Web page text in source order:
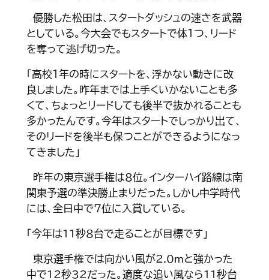
優勝した松田は、スタートダッシュの速さを武器
としている。今大会でもスタートで体１つ、リード
を奪って逃げ切った。
「高校１年の時にスタートを、浮かない動きに改
良しました。昨年までは上手くいかないことも多
くて、ちょっとリードしても後半で抜かれることも
多かったんです。今年はスタートでしっかり出て、
そのリードを後半も保つことができるようになっ
てきました」
昨年の東京選手権は８位。インターハイ路線は南
関東予選の準決勝止まりだった。しかし中学時代
には、全日中で７位に入賞している。
「今年は11秒８台で走ることが目標です」
東京選手権では向かい風が2.0ｍと強かった
中で12秒32だった。適度な追い風なら11秒台